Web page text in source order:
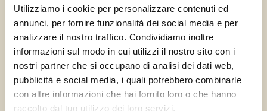
Utilizziamo i cookie per personalizzare contenuti ed
annunci, per fornire funzionalità dei social media e per
analizzare il nostro traffico. Condividiamo inoltre
informazioni sul modo in cui utilizzi il nostro sito con i
nostri partner che si occupano di analisi dei dati web,
pubblicità e social media, i quali potrebbero combinarle
con altre informazioni che hai fornito loro o che hanno
raccolto dal tuo utilizzo dei loro servizi.
Trancio di prosciutto di Parma Stagionato 24 Mesi